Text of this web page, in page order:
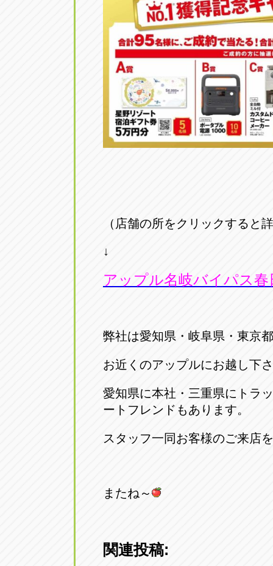
（店舗の所をクリックすると
↓
アップル名岐バイパス春
弊社は愛知県・岐阜県・東京
お近くのアップルにお越し下
愛知県に本社・三重県にトラ
ートフレンドもあります。
スタッフ一同お客様のご来店
またね～
関連投稿: